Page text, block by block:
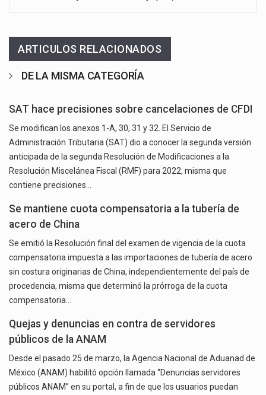
ARTICULOS RELACIONADOS
DE LA MISMA CATEGORÍA
SAT hace precisiones sobre cancelaciones de CFDI
Se modifican los anexos 1-A, 30, 31 y 32. El Servicio de
Administración Tributaria (SAT) dio a conocer la segunda versión
anticipada de la segunda Resolución de Modificaciones a la
Resolución Miscelánea Fiscal (RMF) para 2022, misma que
contiene precisiones…
Se mantiene cuota compensatoria a la tubería de
acero de China
Se emitió la Resolución final del examen de vigencia de la cuota
compensatoria impuesta a las importaciones de tubería de acero
sin costura originarias de China, independientemente del país de
procedencia, misma que determinó la prórroga de la cuota
compensatoria…
Quejas y denuncias en contra de servidores
públicos de la ANAM
Desde el pasado 25 de marzo, la Agencia Nacional de Aduanad de
México (ANAM) habilitó opción llamada “Denuncias servidores
públicos ANAM” en su portal, a fin de que los usuarios puedan